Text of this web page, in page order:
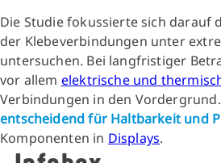
Die Studie fokussierte sich darauf
der Klebeverbindungen unter
untersuchen. Bei langfristiger
vor allem elektrische und
Verbindungen in den
entscheidend für Haltbarkeit und
Komponenten in Displays.